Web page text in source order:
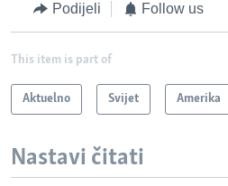
Podijeli Follow us
This item is part of
Aktuelno Svijet Amerika
Nastavi čitati